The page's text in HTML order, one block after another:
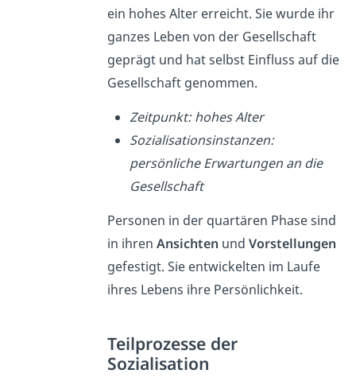
ein hohes Alter erreicht. Sie wurde ihr
ganzes Leben von der Gesellschaft
geprägt und hat selbst Einfluss auf die
Gesellschaft genommen.
Zeitpunkt: hohes Alter
Sozialisationsinstanzen:
persönliche Erwartungen an die
Gesellschaft
Personen in der quartären Phase sind
in ihren Ansichten und Vorstellungen
gefestigt. Sie entwickelten im Laufe
ihres Lebens ihre Persönlichkeit.
Teilprozesse der
Sozialisation